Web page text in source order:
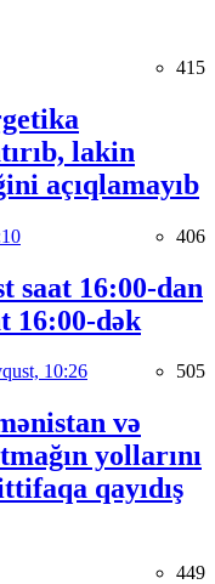
415
lakin
açıqlamayıb
406
saat 16:00-dan
16:00-dək
10:26 505
və
yollarını
qayıdış
449